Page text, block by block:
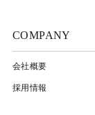
COMPANY
会社概要
採用情報